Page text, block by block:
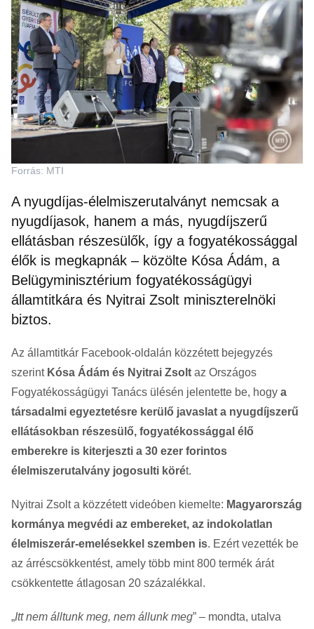
Forrás: MTI
A nyugdíjas-élelmiszerutalványt nemcsak a
nyugdíjasok, hanem a más, nyugdíjszerű
ellátásban részesülők, így a fogyatékossággal
élők is megkapnák – közölte Kósa Ádám, a
Belügyminisztérium fogyatékosságügyi
államtitkára és Nyitrai Zsolt miniszterelnöki
biztos.
Az államtitkár Facebook-oldalán közzétett bejegyzés
szerint Kósa Ádám és Nyitrai Zsolt az Országos
Fogyatékosságügyi Tanács ülésén jelentette be, hogy a
társadalmi egyeztetésre kerülő javaslat a nyugdíjszerű
ellátásokban részesülő, fogyatékossággal élő
emberekre is kiterjeszti a 30 ezer forintos
élelmiszerutalvány jogosulti körét.
Nyitrai Zsolt a közzétett videóben kiemelte: Magyarország
kormánya megvédi az embereket, az indokolatlan
élelmiszerár-emelésekkel szemben is. Ezért vezették be
az árréscsökkentést, amely több mint 800 termék árát
csökkentette átlagosan 20 százalékkal.
„Itt nem álltunk meg, nem állunk meg” – mondta, utalva